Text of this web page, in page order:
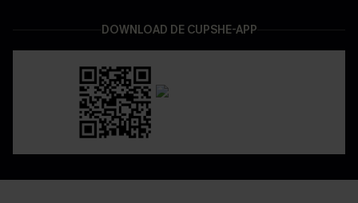
DOWNLOAD DE CUPSHE-APP